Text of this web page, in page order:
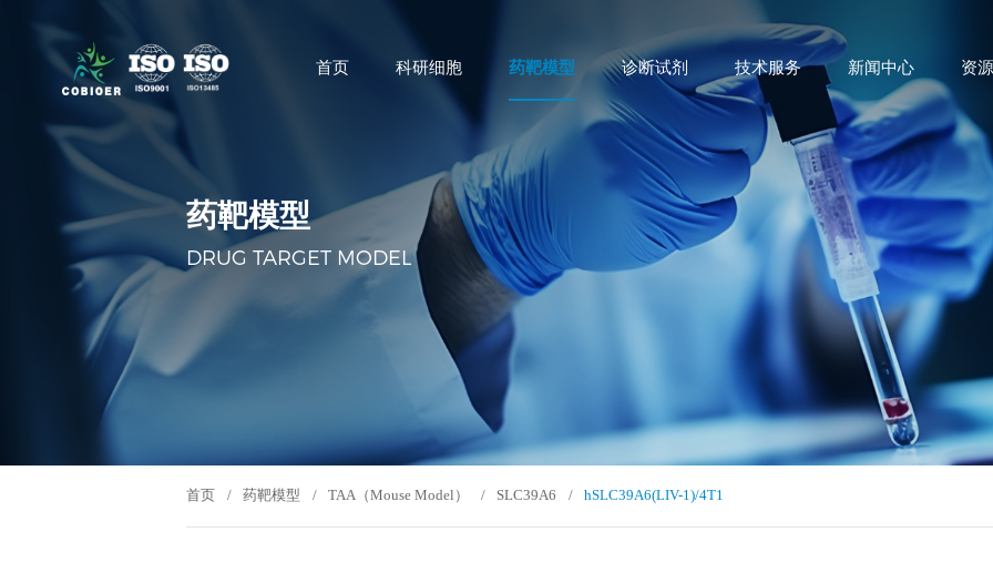
首页 科研细胞 药靶模型 诊断试剂 技术服务 新闻中心 资
药靶模型
DRUG TARGET MODEL
首页 / 药靶模型 / TAA（Mouse Model） / SLC39A6 / hSLC39A6(LIV-1)/4T1